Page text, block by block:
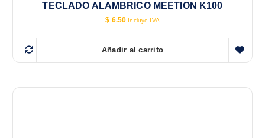
TECLADO ALAMBRICO MEETION K100
$ 6.50 Incluye IVA
Añadir al carrito